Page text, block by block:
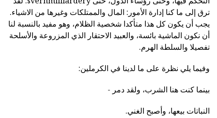
ترق إلى ما كنا إدارة الأمور: المال والممتلكات وغيرها من الاشياء.
يجب أن يكون كل هذا متأكدا شخصية الظلام، وهو مفيد بالنسبة لنا
أن نكون الماشية بائسة، والعبيد الاحتقار الذي المزروعة والأسلحة
تفصيلا والسلطة الهرم.
وفيما يلي نظرة على ما لدينا في الكرملين:
بينما كنت هنا الشرب، ولقد دمر -
النباتات بيعها، وأصبح الغني.